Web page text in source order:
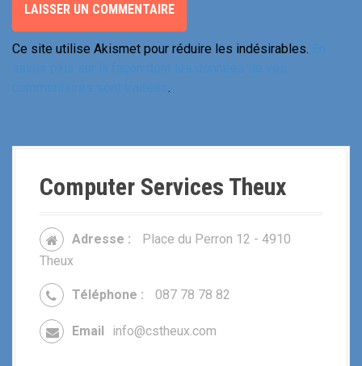
Ce site utilise Akismet pour réduire les indésirables.
.
Computer Services Theux
Adresse :
Place du Perron 12 - 4910
Theux
Téléphone : 087 78 78 82
Email info@cstheux.com